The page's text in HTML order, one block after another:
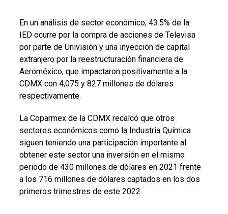
En un análisis de sector económico, 43.5% de la
IED ocurre por la compra de acciones de Televisa
por parte de Univisión y una inyección de capital
extranjero por la reestructuración financiera de
Aeroméxico, que impactaron positivamente a la
CDMX con 4,075 y 827 millones de dólares
respectivamente.
La Coparmex de la CDMX recalcó que otros
sectores económicos como la Industria Química
siguen teniendo una participación importante al
obtener este sector una inversión en el mismo
periodo de 430 millones de dólares en 2021 frente
a los 716 millones de dólares captados en los dos
primeros trimestres de este 2022.